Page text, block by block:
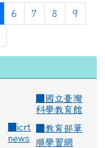
(current)
6 7 8 9
國立臺灣
科學教育館
icrt
news
教育部筆
順學習網